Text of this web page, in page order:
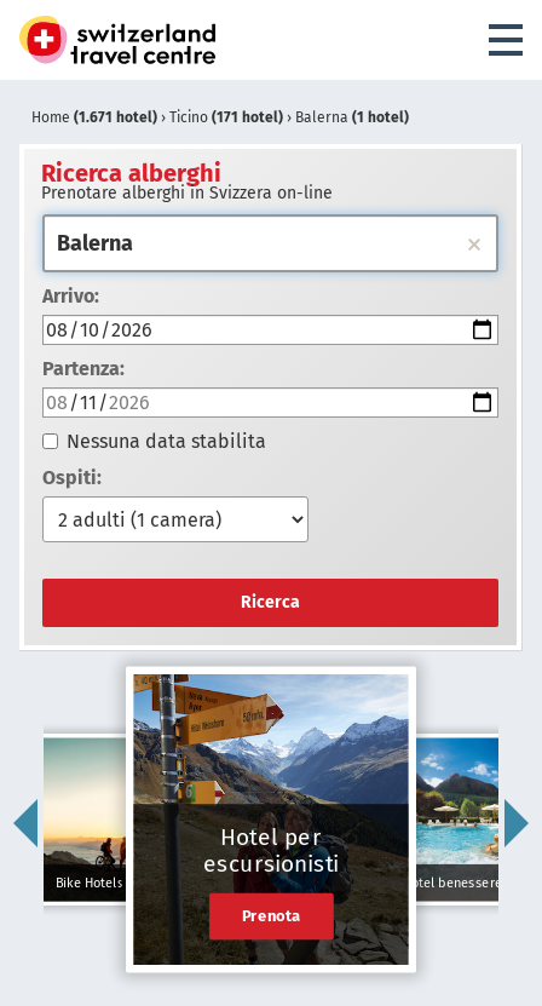
Home (1.671 hotel) › Ticino (171 hotel) › Balerna (1 hotel)
Ricerca alberghi
Prenotare alberghi in Svizzera on-line
Arrivo:
Partenza:
Nessuna data stabilita
Ospiti:
Ricerca
Bike Hotels
Hotel per
escursionisti
Prenota
Hotel benessere